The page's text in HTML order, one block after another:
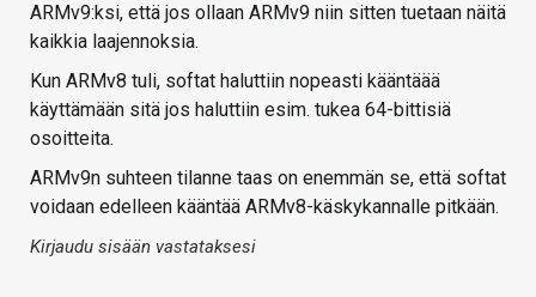
ARMv9:ksi, että jos ollaan ARMv9 niin sitten tuetaan näitä
kaikkia laajennoksia.
Kun ARMv8 tuli, softat haluttiin nopeasti kääntäää
käyttämään sitä jos haluttiin esim. tukea 64-bittisiä
osoitteita.
ARMv9n suhteen tilanne taas on enemmän se, että softat
voidaan edelleen kääntää ARMv8-käskykannalle pitkään.
Kirjaudu sisään vastataksesi